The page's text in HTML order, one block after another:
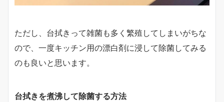
ただし、台拭きって雑菌も多く繁殖してしまいがちな
ので、一度キッチン用の漂白剤に浸して除菌してみる
のも良いと思います。
台拭きを煮沸して除菌する方法